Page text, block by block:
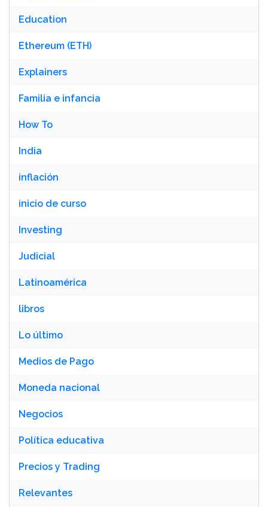
Education
Ethereum (ETH)
Explainers
Familia e infancia
How To
India
inflación
inicio de curso
Investing
Judicial
Latinoamérica
libros
Lo último
Medios de Pago
Moneda nacional
Negocios
Política educativa
Precios y Trading
Relevantes